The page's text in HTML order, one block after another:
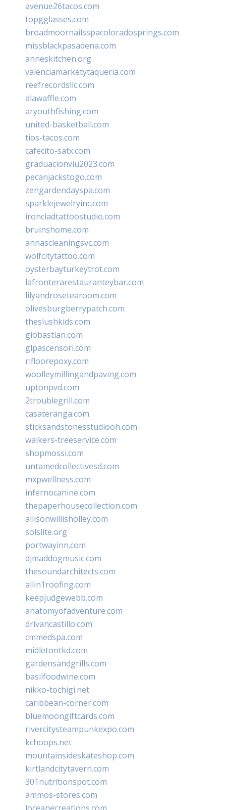
avenue26tacos.com
topgglasses.com
broadmoornailsspacoloradosprings.com
missblackpasadena.com
anneskitchen.org
valenciamarketytaqueria.com
reefrecordsllc.com
alawaffle.com
aryouthfishing.com
united-basketball.com
tios-tacos.com
cafecito-satx.com
graduacionviu2023.com
pecanjackstogo.com
zengardendayspa.com
sparklejewelryinc.com
ironcladtattoostudio.com
bruinshome.com
annascleaningsvc.com
wolfcitytattoo.com
oysterbayturkeytrot.com
lafronterarestauranteybar.com
lilyandrosetearoom.com
olivesburgberrypatch.com
theslushkids.com
giobastian.com
glpascensori.com
rifloorepoxy.com
woolleymillingandpaving.com
uptonpvd.com
2troublegrill.com
casateranga.com
sticksandstonesstudiooh.com
walkers-treeservice.com
shopmossi.com
untamedcollectivesd.com
mxpwellness.com
infernocanine.com
thepaperhousecollection.com
allisonwillisholley.com
solslite.org
portwayinn.com
djmaddogmusic.com
thesoundarchitects.com
allin1roofing.com
keepjudgewebb.com
anatomyofadventure.com
drivancastillo.com
cmmedspa.com
midletontkd.com
gardensandgrills.com
basilfoodwine.com
nikko-tochigi.net
caribbean-corner.com
bluemoongiftcards.com
rivercitysteampunkexpo.com
kchoops.net
mountainsideskateshop.com
kirtlandcitytavern.com
301nutritionspot.com
ammos-stores.com